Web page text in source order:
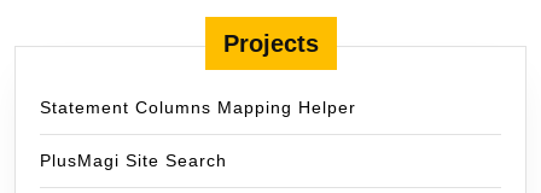
Projects
Statement Columns Mapping Helper
PlusMagi Site Search